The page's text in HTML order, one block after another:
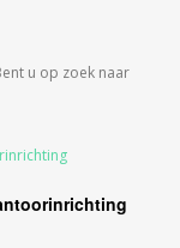
u op zoek naar